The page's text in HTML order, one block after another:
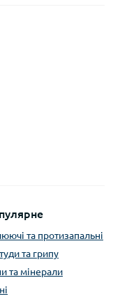
та протизапальні
та грипу
та мінерали